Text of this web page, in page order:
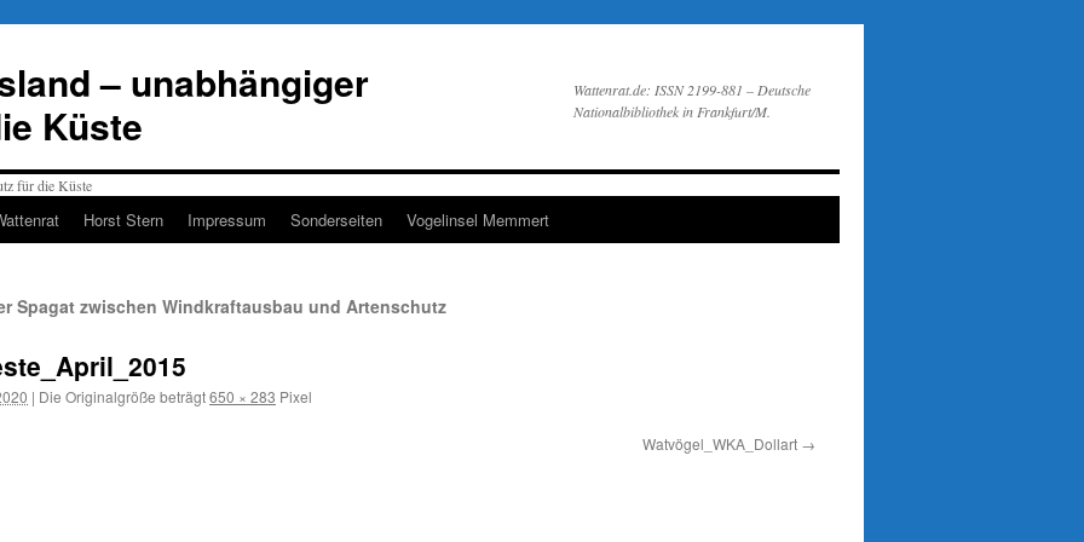
– unabhängiger
Küste
Wattenrat.de: ISSN 2199-881 – Deutsche
Nationalbibliothek in Frankfurt/M.
Horst Stern Impressum Sonderseiten Vogelinsel Memmert
Spagat zwischen Windkraftausbau und Artenschutz
| Die Originalgröße beträgt650 × 283 Pixel
Watvögel_WKA_Dollart